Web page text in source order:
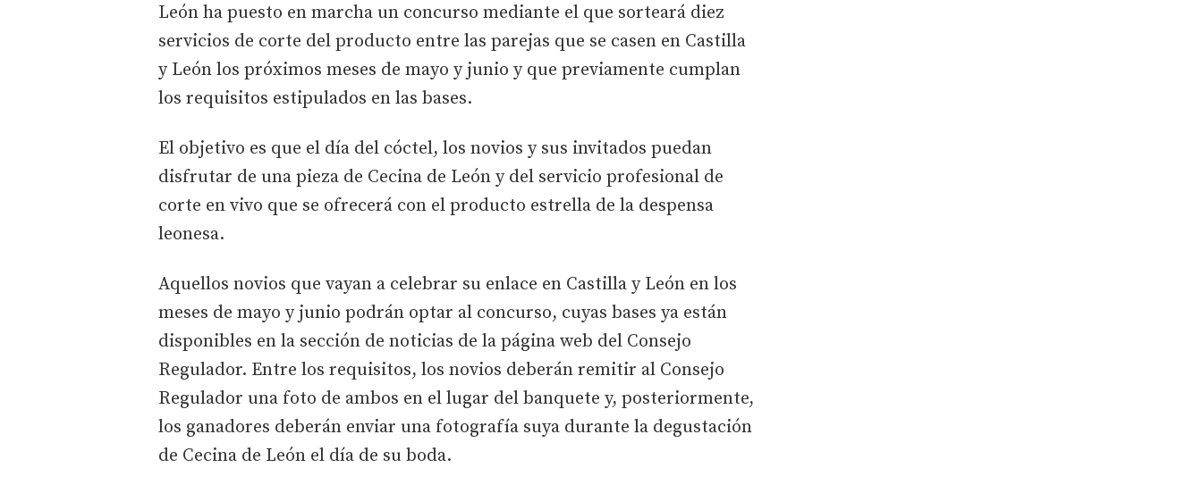
León ha puesto en marcha un concurso mediante el que sorteará diez
servicios de corte del producto entre las parejas que se casen en Castilla
y León los próximos meses de mayo y junio y que previamente cumplan
los requisitos estipulados en las bases.
El objetivo es que el día del cóctel, los novios y sus invitados puedan
disfrutar de una pieza de Cecina de León y del servicio profesional de
corte en vivo que se ofrecerá con el producto estrella de la despensa
leonesa.
Aquellos novios que vayan a celebrar su enlace en Castilla y León en los
meses de mayo y junio podrán optar al concurso, cuyas bases ya están
disponibles en la sección de noticias de la página web del Consejo
Regulador. Entre los requisitos, los novios deberán remitir al Consejo
Regulador una foto de ambos en el lugar del banquete y, posteriormente,
los ganadores deberán enviar una fotografía suya durante la degustación
de Cecina de León el día de su boda.